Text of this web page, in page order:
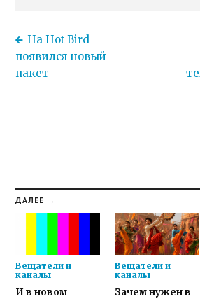
На Hot Bird
появился новый
пакет
ДАЛЕЕ →
Вещатели и
каналы
И в новом
Вещатели и
каналы
Зачем нужен в